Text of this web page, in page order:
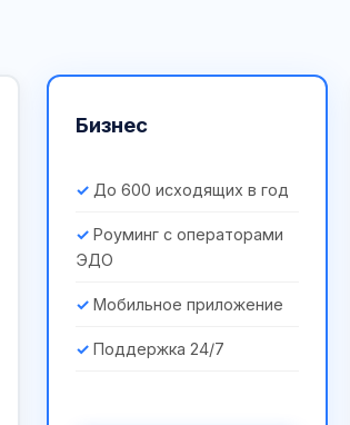
Бизнес
До 600 исходящих в год
Роуминг с операторами
ЭДО
Мобильное приложение
Поддержка 24/7